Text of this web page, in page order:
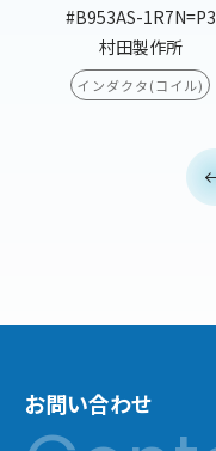
#B953AS-1R7N=P3
村田製作所
インダクタ(コイル)
お問い合わせ